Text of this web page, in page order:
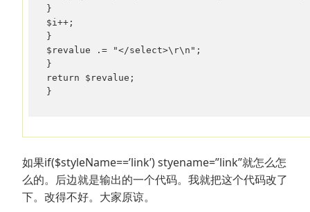
}
$i++;
}
$revalue .= "</select>\r\n";
}
return $revalue;
}
如果if($styleName==’link’) styename=”link”就怎么怎
么的。后边就是输出的一个代码。我就把这个代码改了
下。改得不好。大家原谅。